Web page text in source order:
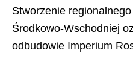
Stworzenie
Środkowo-Wschodniej
odbudowie Imperium